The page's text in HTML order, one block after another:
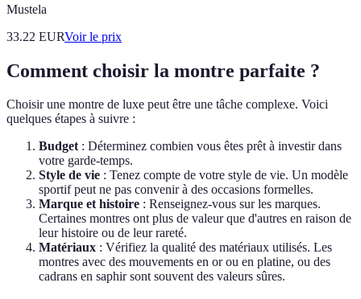
Mustela
33.22 EURVoir le prix
Comment choisir la montre parfaite ?
Choisir une montre de luxe peut être une tâche complexe. Voici
quelques étapes à suivre :
Budget: Déterminez combien vous êtes prêt à investir dans
votre garde-temps.
Style de vie : Tenez compte de votre style de vie. Un modèle
sportif peut ne pas convenir à des occasions formelles.
Marque et histoire : Renseignez-vous sur les marques.
Certaines montres ont plus de valeur que d'autres en raison de
leur histoire ou de leur rareté.
Matériaux : Vérifiez la qualité des matériaux utilisés. Les
montres avec des mouvements en or ou en platine, ou des
cadrans en saphir sont souvent des valeurs sûres.